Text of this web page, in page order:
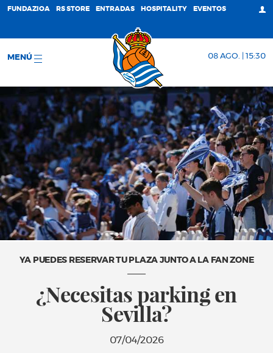
FUNDAZIOA RS STORE ENTRADAS HOSPITALITY EVENTOS
MENÚ 08 AGO. | 15:30
YA PUEDES RESERVAR TU PLAZA JUNTO A LA FAN ZONE
¿Necesitas parking en
Sevilla?
07/04/2026